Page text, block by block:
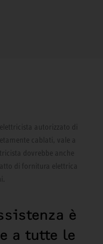
autorizzato di
cablati, vale a
dovrebbe anche
di fornitura elettrica
è
a tutte le